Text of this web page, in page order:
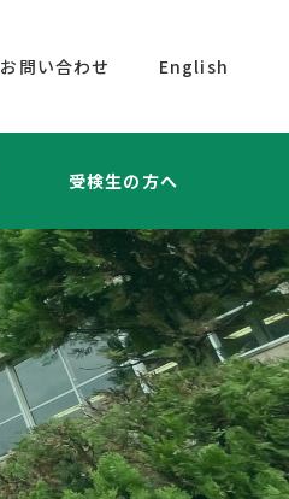
受検生の方へ
お問い合わせ English